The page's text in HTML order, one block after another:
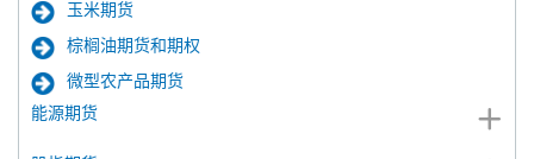
玉米期货
棕榈油期货和期权
微型农产品期货
能源期货